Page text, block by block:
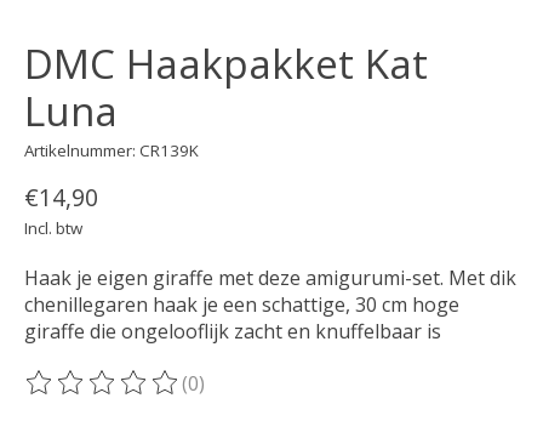
DMC Haakpakket Kat
Luna
Artikelnummer: CR139K
€14,90
Incl. btw
Haak je eigen giraffe met deze amigurumi-set. Met dik
chenillegaren haak je een schattige, 30 cm hoge
giraffe die ongelooflijk zacht en knuffelbaar is
De beoordeling van dit product is
(0)